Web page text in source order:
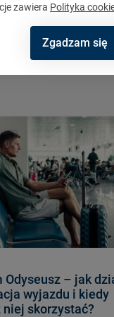
Odyseusz – jak
wyjazdu i kiedy
niej skorzystać?
zawiera Polityka
Zgadzam się